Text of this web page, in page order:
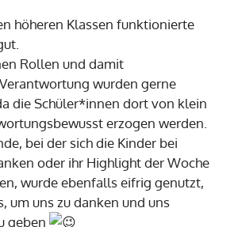
höheren Klassen funktionierte
Rollen und damit
wurden gerne
die Schüler*innen dort von klein
erzogen werden.
bei der sich die Kinder bei
oder ihr Highlight der Woche
wurde ebenfalls eifrig genutzt,
um uns zu danken und uns
geben